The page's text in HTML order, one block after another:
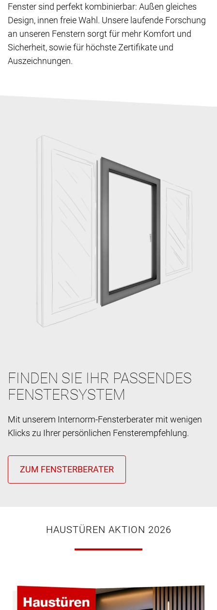
Fenster sind perfekt kombinierbar: Außen gleiches
Design, innen freie Wahl. Unsere laufende Forschung
an unseren Fenstern sorgt für mehr Komfort und
Sicherheit, sowie für höchste Zertifikate und
Auszeichnungen.
FINDEN SIE IHR PASSENDES
FENSTERSYSTEM
Mit unserem Internorm-Fensterberater mit wenigen
Klicks zu Ihrer persönlichen Fensterempfehlung.
HAUSTÜREN AKTION 2026